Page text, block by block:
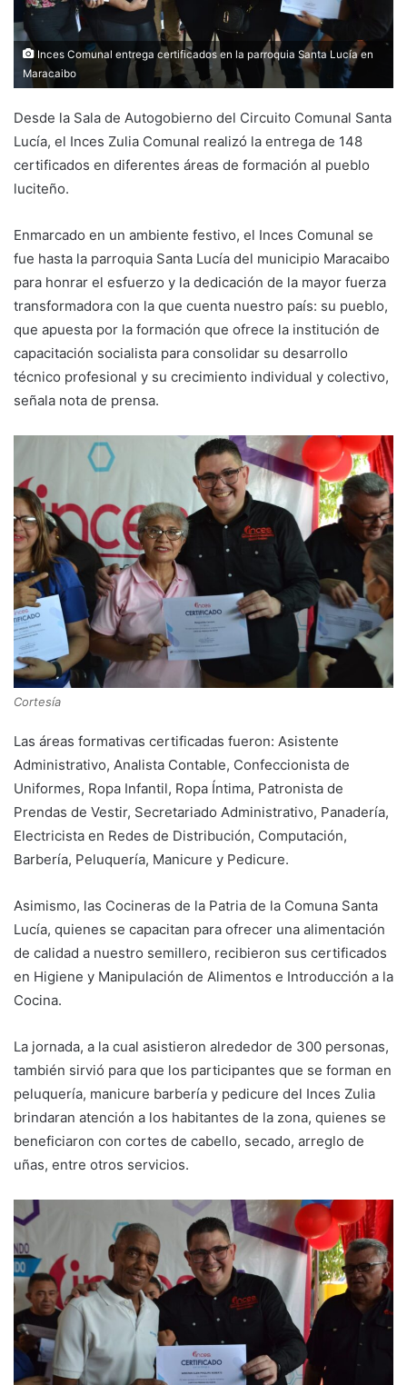
Inces Comunal entrega certificados en la parroquia Santa Lucía en
Maracaibo
Desde la Sala de Autogobierno del Circuito Comunal Santa
Lucía, el Inces Zulia Comunal realizó la entrega de 148
certificados en diferentes áreas de formación al pueblo
luciteño.
Enmarcado en un ambiente festivo, el Inces Comunal se
fue hasta la parroquia Santa Lucía del municipio Maracaibo
para honrar el esfuerzo y la dedicación de la mayor fuerza
transformadora con la que cuenta nuestro país: su pueblo,
que apuesta por la formación que ofrece la institución de
capacitación socialista para consolidar su desarrollo
técnico profesional y su crecimiento individual y colectivo,
señala nota de prensa.
Cortesía
Las áreas formativas certificadas fueron: Asistente
Administrativo, Analista Contable, Confeccionista de
Uniformes, Ropa Infantil, Ropa Íntima, Patronista de
Prendas de Vestir, Secretariado Administrativo, Panadería,
Electricista en Redes de Distribución, Computación,
Barbería, Peluquería, Manicure y Pedicure.
Asimismo, las Cocineras de la Patria de la Comuna Santa
Lucía, quienes se capacitan para ofrecer una alimentación
de calidad a nuestro semillero, recibieron sus certificados
en Higiene y Manipulación de Alimentos e Introducción a la
Cocina.
La jornada, a la cual asistieron alrededor de 300 personas,
también sirvió para que los participantes que se forman en
peluquería, manicure barbería y pedicure del Inces Zulia
brindaran atención a los habitantes de la zona, quienes se
beneficiaron con cortes de cabello, secado, arreglo de
uñas, entre otros servicios.